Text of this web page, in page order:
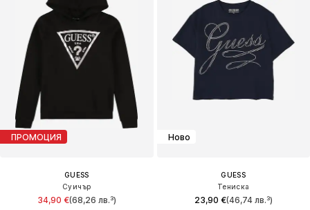
ПРОМОЦИЯ
GUESS
Суичър
34,90 €(68,26 лв.³)
Ново
GUESS
Тениска
23,90 €(46,74 лв.³)